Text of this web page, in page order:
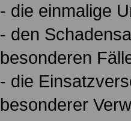
- die einmalige
- den
besonderen
- die
besonderer